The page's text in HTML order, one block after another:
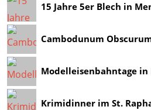
15 Jahre 5er Blech in
Cambodunum
Modelleisenbahntage in
Krimidinner im St.